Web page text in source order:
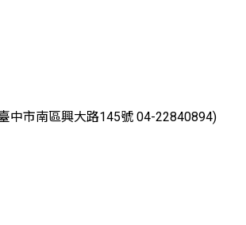
中市南區興大路145號 04-22840894)